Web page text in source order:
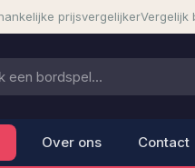
prijsvergelijkerVergelijk
Over ons Contact